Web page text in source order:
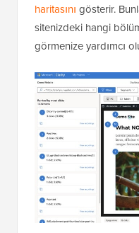
haritasını gösterir.
sitenizdeki hangi
görmenize yardımcı